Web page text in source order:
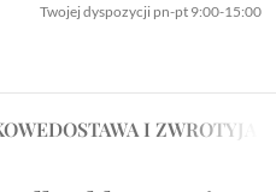
Twojej dyspozycji pn-pt 9:00-15:00
DOSTAWA I ZWROTY